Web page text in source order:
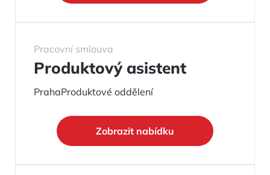
Pracovní smlouva
Produktový asistent
PrahaProduktové oddělení
Zobrazit nabídku